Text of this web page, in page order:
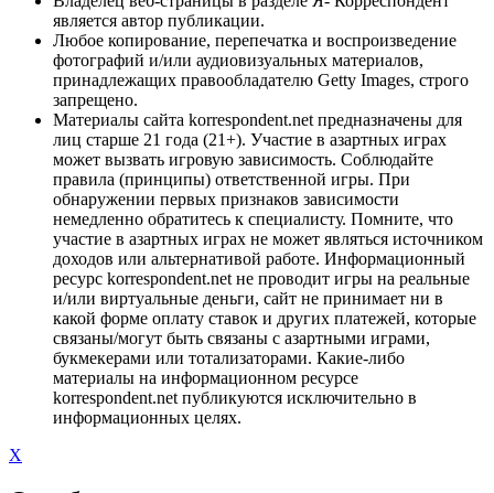
является автор публикации.
Любое копирование, перепечатка и воспроизведение
фотографий и/или аудиовизуальных материалов,
принадлежащих правообладателю Getty Images, строго
запрещено.
Материалы сайта korrespondent.net предназначены для
лиц старше 21 года (21+). Участие в азартных играх
может вызвать игровую зависимость. Соблюдайте
правила (принципы) ответственной игры. При
обнаружении первых признаков зависимости
немедленно обратитесь к специалисту. Помните, что
участие в азартных играх не может являться источником
доходов или альтернативой работе. Информационный
ресурс korrespondent.net не проводит игры на реальные
и/или виртуальные деньги, сайт не принимает ни в
какой форме оплату ставок и других платежей, которые
связаны/могут быть связаны с азартными играми,
букмекерами или тотализаторами. Какие-либо
материалы на информационном ресурсе
korrespondent.net публикуются исключительно в
информационных целях.
X